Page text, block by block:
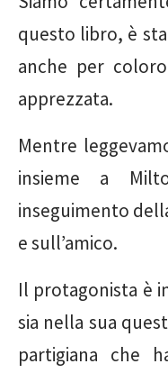
questo libro, è
anche per
apprezzata.
Mentre
insieme a
inseguimento
e sull’amico.
Il protagonista è
sia nella sua
partigiana che